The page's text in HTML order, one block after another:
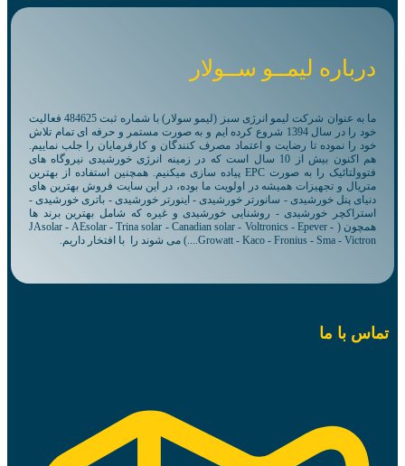
درباره لیمــو ســولار
ما به عنوان شرکت لیمو انرژی سبز (لیمو سولار) با شماره ثبت 484625 فعالیت
خود را در سال 1394 شروع کرده ایم و به صورت مستمر و حرفه ای تمام تلاش
خود را نموده تا رضایت و اعتماد مصرف کنندگان و کارفرمایان را جلب نماییم.
هم اکنون بیش از 10 سال است که در زمینه انرژی خورشیدی نیروگاه های
فتوولتائیک را به صورت EPC پیاده سازی میکنیم. همچنین استفاده از بهترین
متریال و تجهیزات همیشه در اولویت ما بوده، در این سایت فروش بهترین های
دنیای پنل خورشیدی - سانورتر خورشیدی - اینورتر خورشیدی - باتری خورشیدی -
استراکچر خورشیدی - روشنایی خورشیدی و غیره که شامل بهترین برند ها
همچون ( JAsolar - AEsolar - Trina solar - Canadian solar - Voltronics - Epever -
Growatt - Kaco - Fronius - Sma - Victron....) می شوند را با افتخار داریم.
تماس با ما